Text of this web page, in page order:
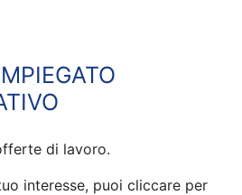
di lavoro.
interesse, puoi cliccare per